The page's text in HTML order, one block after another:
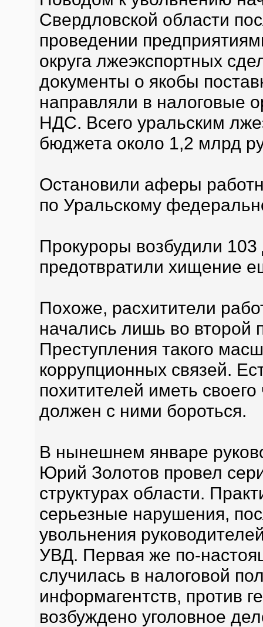
Свердловской области
проведении
округа лжеэкспортных
документы о якобы
направляли в налоговые
НДС. Всего уральским
бюджета около 1,2 млрд
Остановили аферы
по Уральскому
Прокуроры возбудили
предотвратили хищение
Похоже, расхитители
начались лишь во второй
Преступления такого
коррупционных связей.
похитителей иметь
должен с ними бороться.
В нынешнем январе
Юрий Золотов провел
структурах области.
серьезные нарушения,
увольнения
УВД. Первая же по-
случилась в налоговой
информагентств, против
возбуждено уголовное